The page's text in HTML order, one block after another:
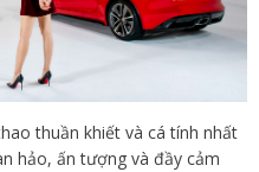
thuần khiết và cá tính nhất
hảo, ấn tượng và đầy cảm